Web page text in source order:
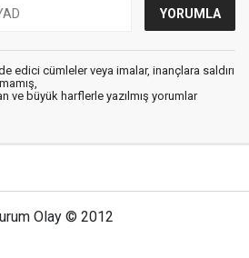
edici cümleler veya imalar, inançlara saldırı
ve büyük harflerle yazılmış yorumlar
Olay © 2012